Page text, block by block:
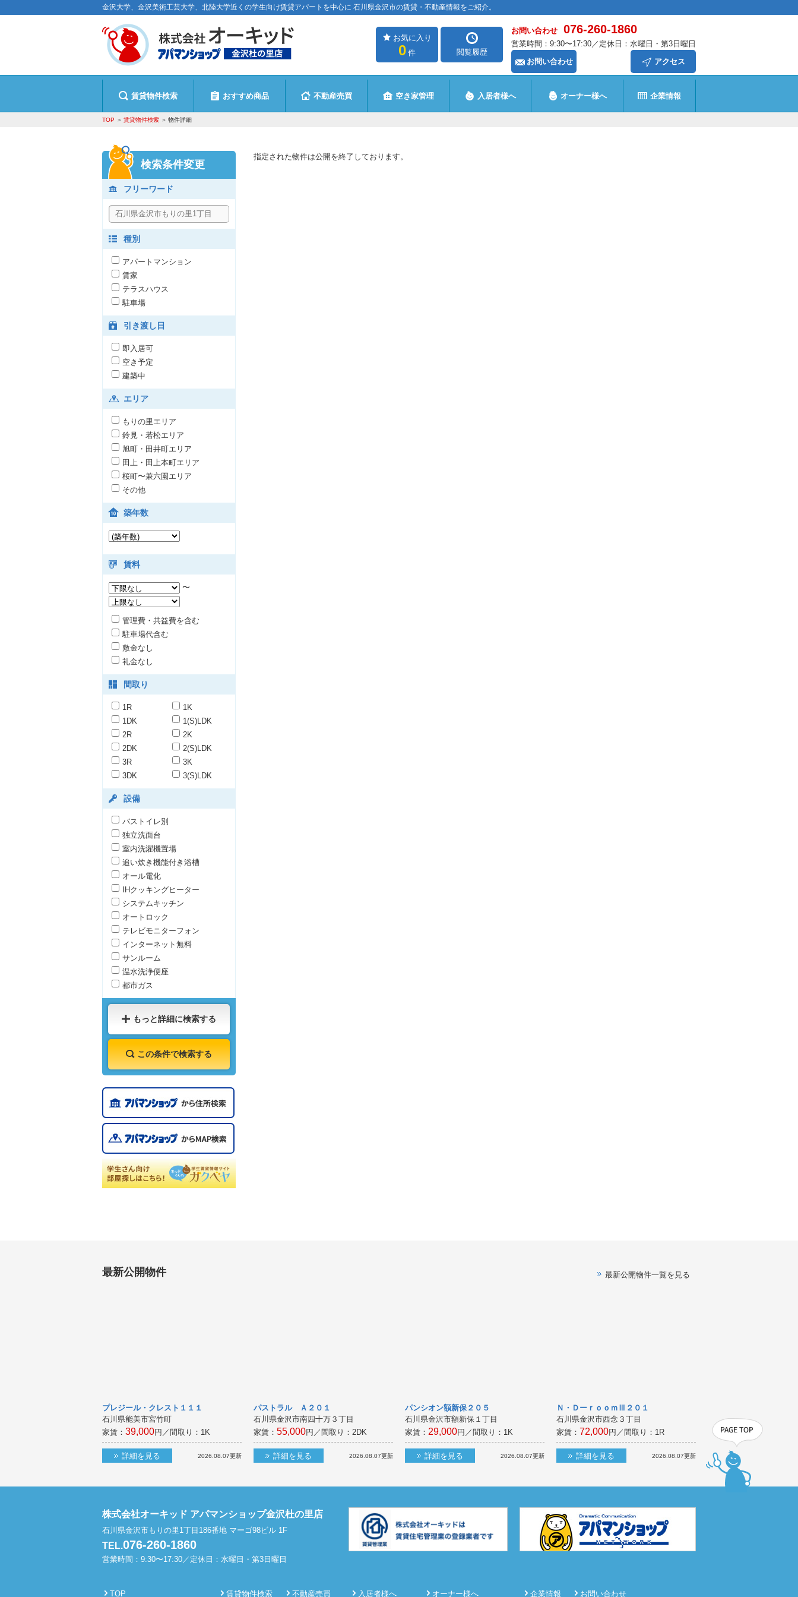
金沢大学、金沢美術工芸大学、北陸大学近くの学生向け賃貸アパートを中心に 石川県金沢市の賃貸・不動産情報をご紹介。
お気に入り
0 件 閲覧履歴
お問い合わせ 076-260-1860
営業時間：9:30〜17:30／定休日：水曜日・第3日曜日
お問い合わせ
アクセス
賃貸物件検索 おすすめ商品 不動産売買 空き家管理 入居者様へ オーナー様へ 企業情報
TOP 賃貸物件検索 物件詳細
指定された物件は公開を終了しております。
検索条件変更
フリーワード
種別
アパートマンション
賃家
テラスハウス
駐車場
引き渡し日
即入居可
空き予定
建築中
エリア
もりの里エリア
鈴見・若松エリア
旭町・田井町エリア
田上・田上本町エリア
桜町〜兼六園エリア
その他
築年数
賃料
〜
管理費・共益費を含む
駐車場代含む
敷金なし
礼金なし
間取り
1R
1K
1DK
1(S)LDK
2R
2K
2DK
2(S)LDK
3R
3K
3DK
3(S)LDK
設備
バストイレ別
独立洗面台
室内洗濯機置場
追い炊き機能付き浴槽
オール電化
IHクッキングヒーター
システムキッチン
オートロック
テレビモニターフォン
インターネット無料
サンルーム
温水洗浄便座
都市ガス
もっと詳細に検索する
この条件で検索する
最新公開物件 最新公開物件一覧を見る
プレジール・クレスト１１１
石川県能美市宮竹町
家賃： 39,000円／間取り： 1K
詳細を見る 2026.08.07更新
パストラル Ａ２０１
石川県金沢市南四十万３丁目
家賃： 55,000円／間取り： 2DK
詳細を見る 2026.08.07更新
パンシオン額新保２０５
石川県金沢市額新保１丁目
家賃： 29,000円／間取り： 1K
詳細を見る 2026.08.07更新
Ｎ・ＤーｒｏｏｍⅢ２０１
石川県金沢市西念３丁目
家賃： 72,000円／間取り： 1R
詳細を見る 2026.08.07更新
株式会社オーキッド アパマンショップ金沢杜の里店
石川県金沢市もりの里1丁目186番地 マーゴ98ビル 1F
TEL.076-260-1860
営業時間：9:30〜17:30／定休日：水曜日・第3日曜日
TOP 賃貸物件検索 不動産売買 入居者様へ オーナー様へ 企業情報 お問い合わせ